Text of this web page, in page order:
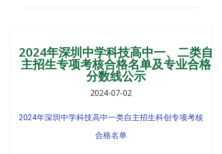
2024年深圳中学科技高中一、二类自
主招生专项考核合格名单及专业合格
分数线公示
2024-07-02
2024年深圳中学科技高中一类自主招生科创专项考核
合格名单